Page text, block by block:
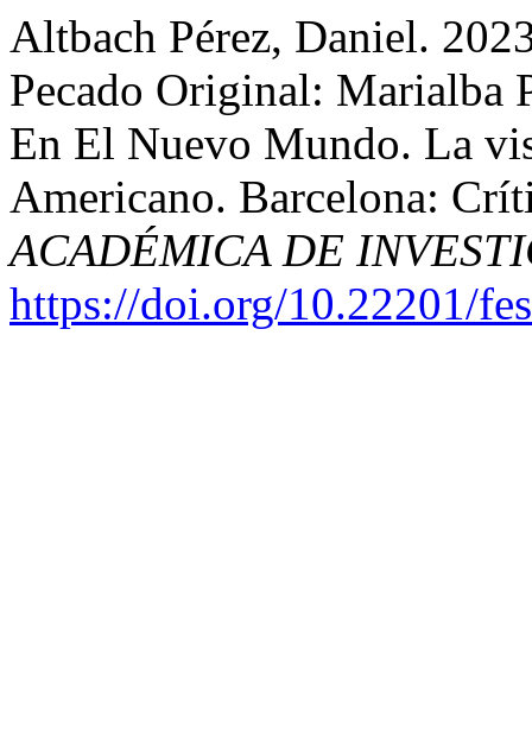
Altbach Pérez, Daniel.
Pecado Original: Marialba
En El Nuevo Mundo. La
Americano. Barcelona:
ACADÉMICA DE
https://doi.org/10.22201/